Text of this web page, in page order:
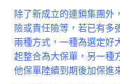
除了新成立的連鎖集團外
險或責任險等，若已有多
兩種方式，一種為選定好
起整合為大保單，另一種
他保單陸續到期後加保進